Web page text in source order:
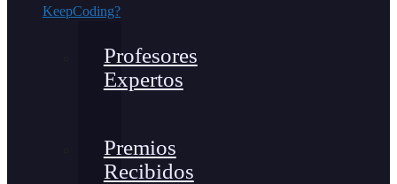
KeepCoding?
Profesores
Expertos
Premios
Recibidos